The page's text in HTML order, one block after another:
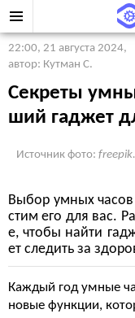
22:00, 21 августа 2024,
автор: Кутман С.
Секреты
ший гаджет
Источник фото:
Выбор умных
стим его для вас.
е, чтобы найти
ет следить за
Каждый год умные
новые функции,